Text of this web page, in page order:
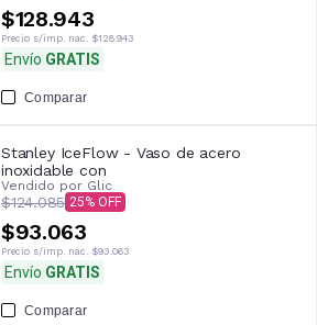
$128.943
Precio s/imp. nac. $128.943
Envío GRATIS
Comparar
Stanley IceFlow - Vaso de acero
inoxidable con
Vendido por Glic
$124.085 25
$93.063
Precio s/imp. nac. $93.063
Envío GRATIS
Comparar